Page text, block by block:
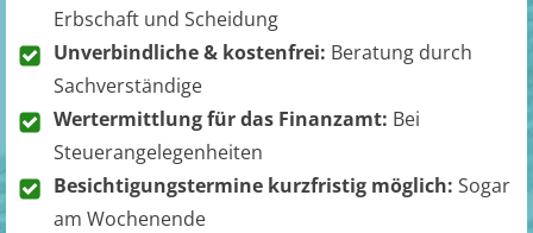
Erbschaft und Scheidung
Unverbindliche & kostenfrei: Beratung durch
Sachverständige
Wertermittlung für das Finanzamt: Bei
Steuerangelegenheiten
Besichtigungstermine kurzfristig möglich: Sogar
am Wochenende